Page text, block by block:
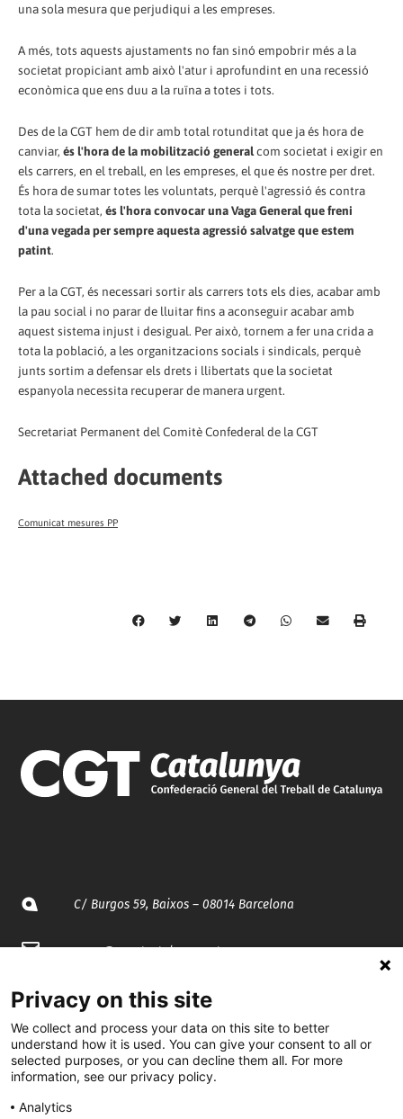
una sola mesura que perjudiqui a les empreses.
A més, tots aquests ajustaments no fan sinó empobrir més a la
societat propiciant amb això l'atur i aprofundint en una recessió
econòmica que ens duu a la ruïna a totes i tots.
Des de la CGT hem de dir amb total rotunditat que ja és hora de
canviar, és l'hora de la mobilització generalcom societat i exigir en
els carrers, en el treball, en les empreses, el que és nostre per dret.
És hora de sumar totes les voluntats, perquè l'agressió és contra
tota la societat, és l'hora convocar una Vaga General que freni
d'una vegada per sempre aquesta agressió salvatge que estem
patint.
Per a la CGT, és necessari sortir als carrers tots els dies, acabar amb
la pau social i no parar de lluitar fins a aconseguir acabar amb
aquest sistema injust i desigual. Per això, tornem a fer una crida a
tota la població, a les organitzacions socials i sindicals, perquè
junts sortim a defensar els drets i llibertats que la societat
espanyola necessita recuperar de manera urgent.
Secretariat Permanent del Comitè Confederal de la CGT
Attached documents
Comunicat mesures PP
C/ Burgos 59, Baixos – 08014 Barcelona
spccc@spcgtcatalunya.cat
935 120 481
@CGTCatalunya
cgtcatalunya
Privacy on this site
We collect and process your data on this site to better
understand how it is used. You can give your consent to all or
selected purposes, or you can decline them all. For more
information, see our privacy policy.
Analytics